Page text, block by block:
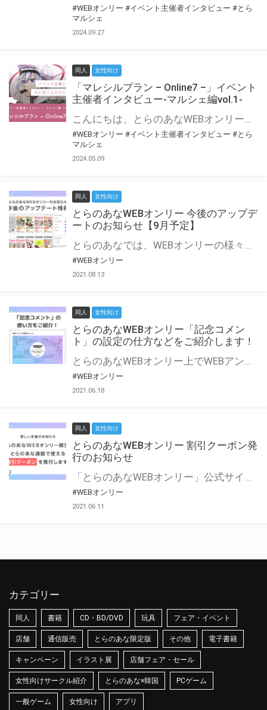
#WEBオンリー #イベント主催者インタビュー #とら
マルシェ
2024.09.27
同人 女性向け
「マレシルプラン – Online7 –」イベント
主催者インタビュー-マルシェ編vol.1-
こんにちは、とらのあなWEBオンリー運営スタッフです。 新たにお届けする、イベント主催者インタビュー-マルシェ編-は、 とらのあなWEBオンリー「マルシェ」をご利用した主催様に 「マルシェ」を使って開催した感想や心がけをお聞きする企画です。 今回は、WEBオンリー開催7回目迎えた「マレシルプラン – Online7 –」より、 主催の玉川うた様にお話を伺いました。 ▼マレシルプランのインタビュー前回記事 「イベント主催者インタビュー vol.6」はこちら 協力：玉川うた様（マレシルプラン実行委員会 代表）／イベント公式Twitter（@mallesil_plan） とらのあなWEBオンリー「マルシェ」とは？ WEBオンリーでリアルタイムでコミュニケーションがとれるオンライン会場です。
#WEBオンリー #イベント主催者インタビュー #とら
マルシェ
2024.05.09
同人 女性向け
とらのあなWEBオンリー 今後のアップデ
ートのお知らせ【9月予定】
とらのあなでは、WEBオンリーの様々な支援を実施しています。 今回は2021年9月に実装を予定しているアップデート情報についてご紹介いたします。 とらのあなWEBオンリーサイトはこちら
#WEBオンリー
2021.08.13
同人 女性向け
とらのあなWEBオンリー「記念コメン
ト」の設定の仕方などをご紹介します！
とらのあなWEBオンリー上でWEBアンソロジーが作成できる「記念コメント」について、その使い方や作成手順を解説します！ 支援タイプを「サークル参加型」「サークル参加型・マルシェ(イベント会場)機能付き」でお申し込みいただいている主催者様はぜひご活用ください♪ とらのあなWEBオンリーサイトはこちら
#WEBオンリー
2021.06.18
同人 女性向け
とらのあなWEBオンリー 割引クーポン発
行のお知らせ
「とらのあなWEBオンリー」公式サイトでとらのあな通販の「割引クーポン」を配布中！ イベントごとに開催当日限定で使える割引クーポンのシリアルコードを発行します。 とらのあなWEBオンリーのページをチェックして、イベント当日にお得にお買い物を楽しみましょう♪ ※本キャンペーンは予告なく終了する場合がございます。 とらのあなWEBオンリーサイトはこちら
#WEBオンリー
2021.06.11
カテゴリー
同人 書籍 CD・BD/DVD 玩具 フェア・イベント
店舗 通信販売 とらのあな限定版 その他 電子書籍
キャンペーン イラスト展 店舗フェア・セール
女性向けサークル紹介 とらのあな×韓国 PCゲーム
一般ゲーム 女性向け アプリ